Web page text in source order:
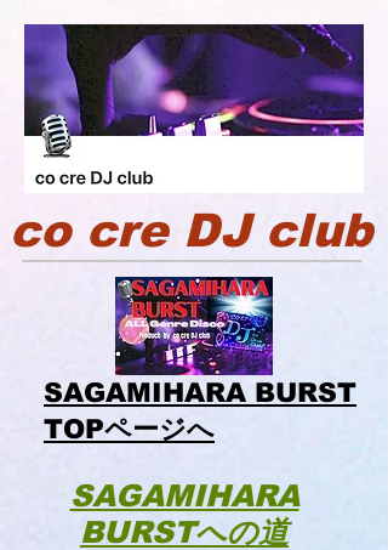
co cre DJ club
SAGAMIHARA BURST
TOPページへ
SAGAMIHARA
BURSTへの道